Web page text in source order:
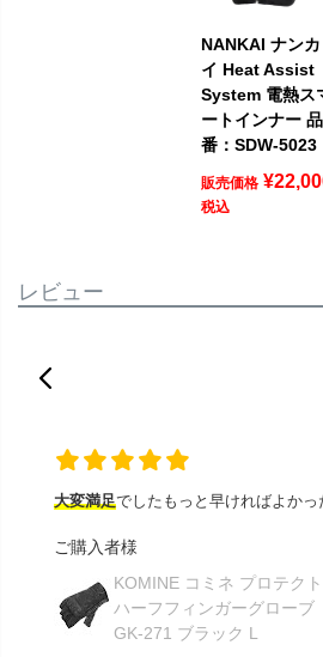
NANKAI ナンカ
イ Heat Assist
System 電熱ス
ートインナー 品
番：SDW-5023
販売価格 ¥
税込
レビュー
大変満足でしたもっと早ければよかっ
ご購入者様
KOMINE コミネ プロテク
ハーフフィンガーグローブ
GK-271 ブラック L